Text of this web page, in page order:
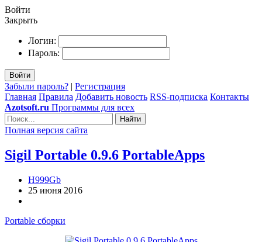
Войти
Закрыть
Логин:
Пароль:
Войти
Забыли пароль? | Регистрация
Главная Правила Добавить новость RSS-подписка Контакты
Azotsoft.ru Программы для всех
Найти
Полная версия сайта
Sigil Portable 0.9.6 PortableApps
H999Gb
25 июня 2016
Portable сборки